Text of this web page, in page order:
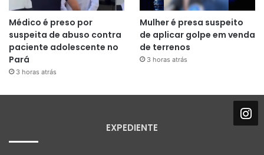
Médico é preso por
suspeita de abuso contra
paciente adolescente no
Pará
3 horas atrás
Mulher é presa suspeito
de aplicar golpe em venda
de terrenos
3 horas atrás
EXPEDIENTE